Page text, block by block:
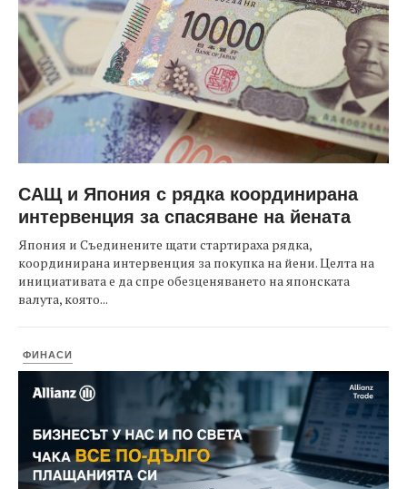
САЩ и Япония с рядка координирана
интервенция за спасяване на йената
Япония и Съединените щати стартираха рядка,
координирана интервенция за покупка на йени. Целта на
инициативата е да спре обезценяването на японската
валута, която...
ФИНАСИ